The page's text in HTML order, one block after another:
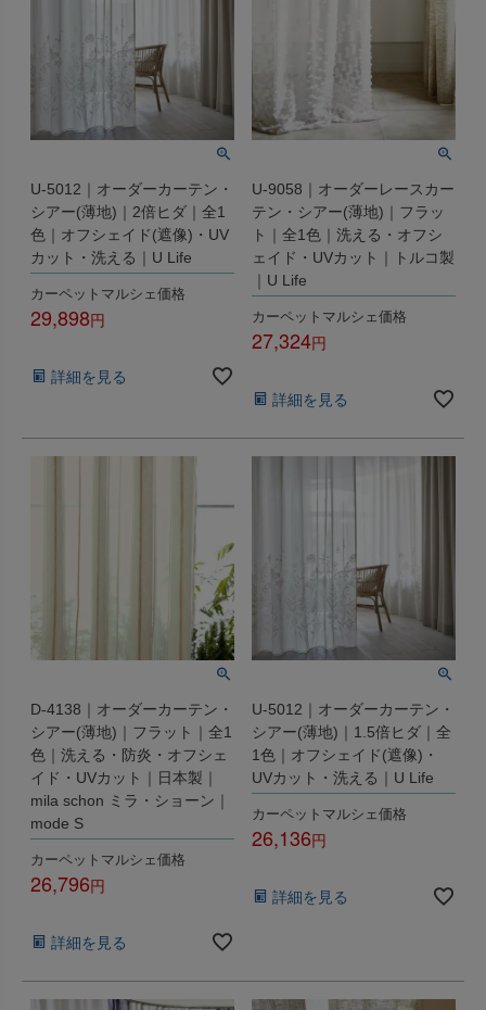
U-5012｜オーダーカーテン・
シアー(薄地)｜2倍ヒダ｜全1
色｜オフシェイド(遮像)・UV
カット・洗える｜U Life
カーペットマルシェ価格
29,898
詳細を見る
U-9058｜オーダーレースカー
テン・シアー(薄地)｜フラッ
ト｜全1色｜洗える・オフシ
ェイド・UVカット｜トルコ製
｜U Life
カーペットマルシェ価格
27,324
詳細を見る
D-4138｜オーダーカーテン・
シアー(薄地)｜フラット｜全1
色｜洗える・防炎・オフシェ
イド・UVカット｜日本製｜
mila schon ミラ・ショーン｜
mode S
カーペットマルシェ価格
26,796
詳細を見る
U-5012｜オーダーカーテン・
シアー(薄地)｜1.5倍ヒダ｜全
1色｜オフシェイド(遮像)・
UVカット・洗える｜U Life
カーペットマルシェ価格
26,136
詳細を見る